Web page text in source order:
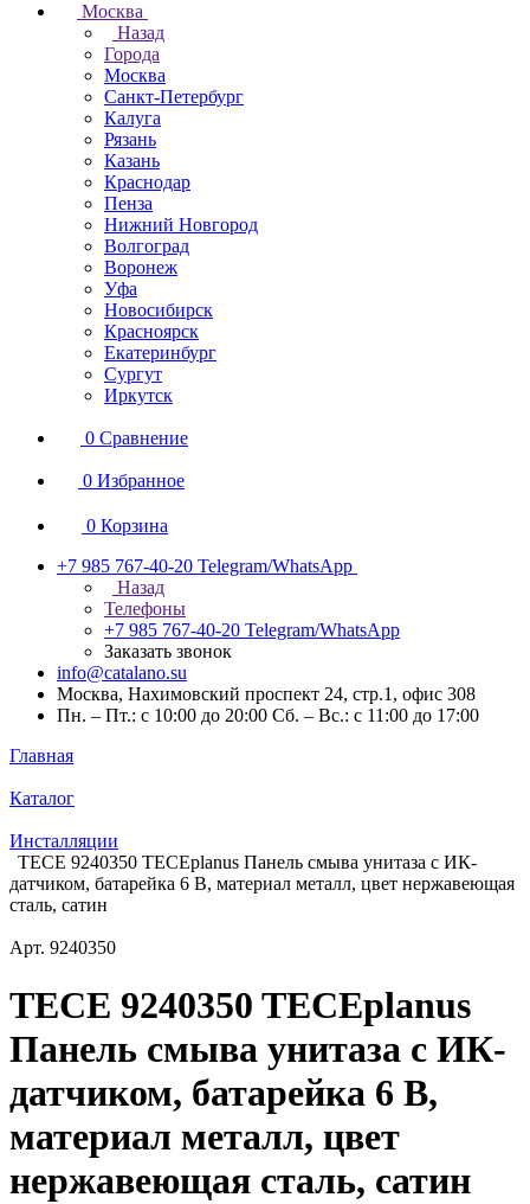
Москва
Назад
Города
Москва
Санкт-Петербург
Калуга
Рязань
Казань
Краснодар
Пенза
Нижний Новгород
Волгоград
Воронеж
Уфа
Новосибирск
Красноярск
Екатеринбург
Сургут
Иркутск
0 Сравнение
0 Избранное
0 Корзина
+7 985 767-40-20 Telegram/WhatsApp
Назад
Телефоны
+7 985 767-40-20 Telegram/WhatsApp
Заказать звонок
info@catalano.su
Москва, Нахимовский проспект 24, стр.1, офис 308
Пн. – Пт.: с 10:00 до 20:00 Сб. – Вс.: с 11:00 до 17:00
Главная
Каталог
Инсталляции
TECE 9240350 TECEplanus Панель смыва унитаза с ИК-
датчиком, батарейка 6 В, материал металл, цвет нержавеющая
сталь, сатин
Арт. 9240350
TECE 9240350 TECEplanus
Панель смыва унитаза с ИК-
датчиком, батарейка 6 В,
материал металл, цвет
нержавеющая сталь, сатин